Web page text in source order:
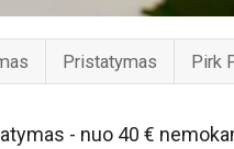
Pristatymas Pirk
- nuo 40 €